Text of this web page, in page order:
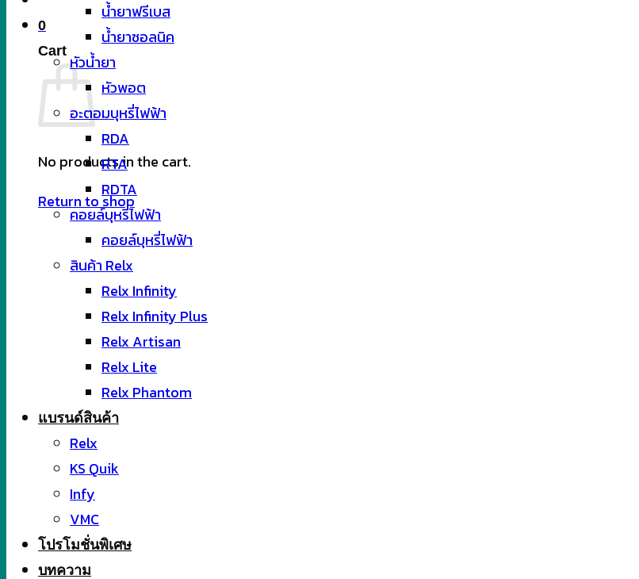
0
Cart
No products in the cart.
Return to shop
น้ำยาฟรีเบส
น้ำยาซอลนิค
หัวน้ำยา
หัวพอต
อะตอมบุหรี่ไฟฟ้า
RDA
RTA
RDTA
คอยล์บุหรี่ไฟฟ้า
คอยล์บุหรี่ไฟฟ้า
สินค้า Relx
Relx Infinity
Relx Infinity Plus
Relx Artisan
Relx Lite
Relx Phantom
แบรนด์สินค้า
Relx
KS Quik
Infy
VMC
โปรโมชั่นพิเศษ
บทความ